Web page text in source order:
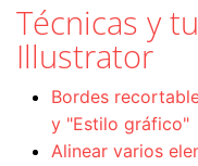
Técnicas y
Illustrator
Bordes
y "Estilo gráfico"
Alinear varios